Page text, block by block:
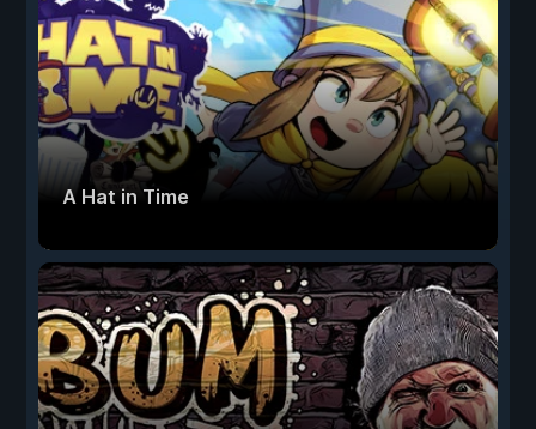
A Hat in Time